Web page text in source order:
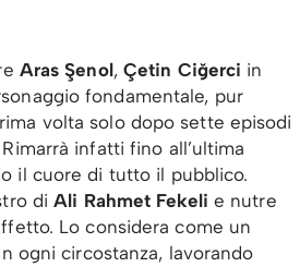
Aras Şenol, Çetin Ciğerci in
fondamentale, pur
volta solo dopo sette episodi
infatti fino all’ultima
il cuore di tutto il pubblico.
diAli Rahmet Fekeli e nutre
Lo considera come un
ogni circostanza, lavorando